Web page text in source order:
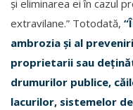
și eliminarea ei în cazul
extravilane.” Totodată,
ambrozia și al
proprietarii sau
drumurilor publice,
lacurilor, sistemelor